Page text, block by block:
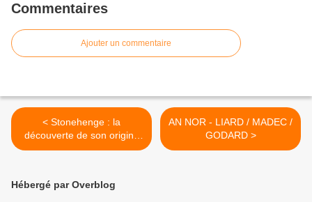
Commentaires
Ajouter un commentaire
< Stonehenge : la
découverte de son origine
fait écho à la légende de
AN NOR - LIARD / MADEC /
GODARD >
Hébergé par Overblog